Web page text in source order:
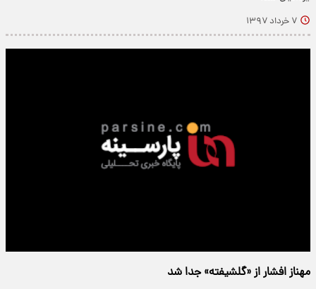
۷ خرداد ۱۳۹۷
مهناز افشار از «گلشیفته» جدا شد